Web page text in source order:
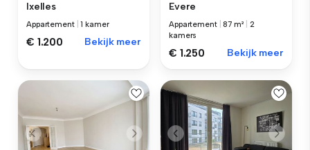
Ixelles
Appartement |1 kamer
€ 1.200 Bekijk meer
Evere
Appartement |87 m²
2
kamers
€ 1.250 Bekijk meer